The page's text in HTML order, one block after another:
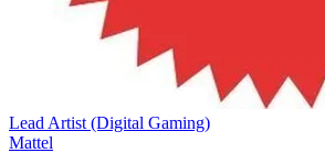
Lead Artist (Digital Gaming)
Mattel